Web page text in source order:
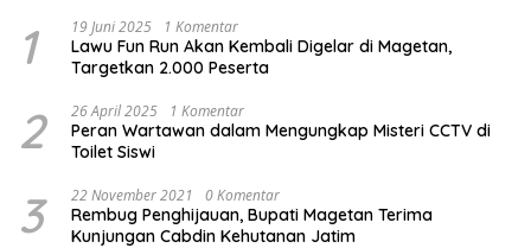
1 19 Juni 2025 1 Komentar
Lawu Fun Run Akan Kembali Digelar di Magetan,
Targetkan 2.000 Peserta
2 26 April 2025 1 Komentar
Peran Wartawan dalam Mengungkap Misteri CCTV di
Toilet Siswi
3 22 November 2021 0 Komentar
Rembug Penghijauan, Bupati Magetan Terima
Kunjungan Cabdin Kehutanan Jatim